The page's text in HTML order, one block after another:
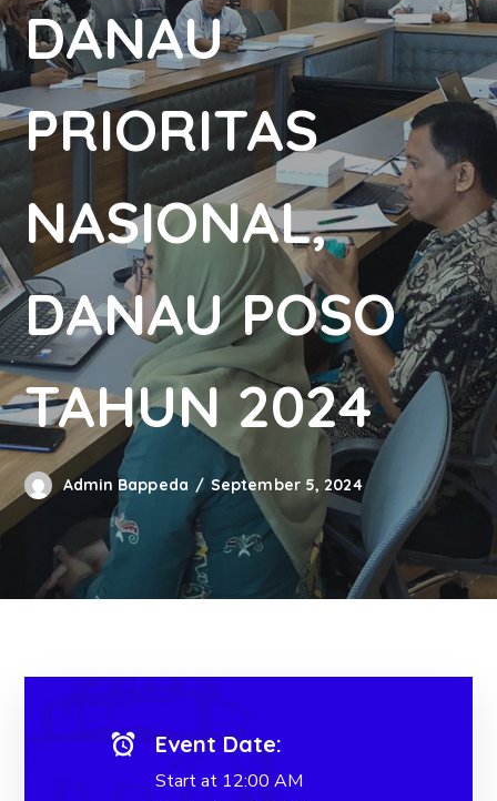
DANAU
PRIORITAS
NASIONAL,
DANAU POSO
TAHUN 2024
Admin Bappeda September 5, 2024
Event Date:
Start at 12:00 AM